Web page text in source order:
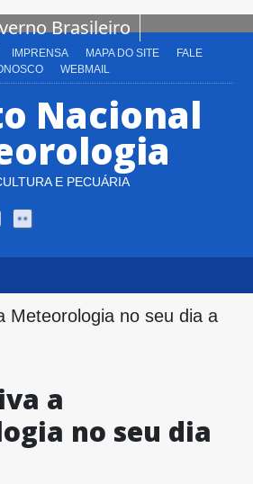
Brasileiro
IMPRENSA MAPA DO SITE
FALE
WEBMAIL
Nacional
E PECUÁRIA
Alert-AS RSS
a
no seu dia